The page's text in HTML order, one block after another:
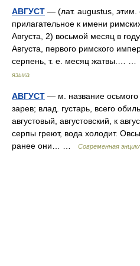
АВГУСТ — (лат. augustus,
прилагательное к имени
Августа, 2) восьмой месяц в
Августа, первого римского
серпень, т. е. месяц жатвы.… …
языка
АВГУСТ — м. название осьмого
зарев; влад. густарь, всего
августовый, августовский, к
серпы греют, вода холодит.
ранее они… …
Современная